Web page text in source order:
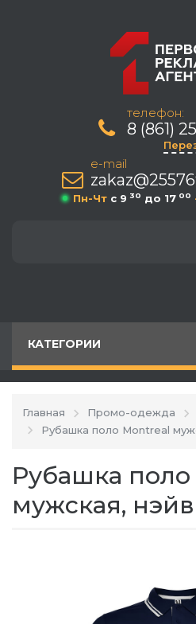
телефон:
8 (861)
e-mail
Пн-Чт c 9 30 до 17 00
КАТЕГОРИИ
Главная Промо-одежда
Рубашка поло Montreal
Рубашка
мужская,